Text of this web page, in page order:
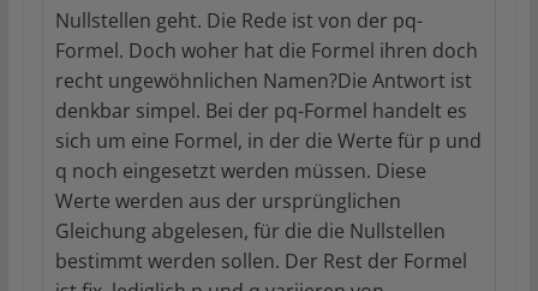
Nullstellen geht. Die Rede ist von der pq-
Formel. Doch woher hat die Formel ihren doch
recht ungewöhnlichen Namen?Die Antwort ist
denkbar simpel. Bei der pq-Formel handelt es
sich um eine Formel, in der die Werte für p und
q noch eingesetzt werden müssen. Diese
Werte werden aus der ursprünglichen
Gleichung abgelesen, für die die Nullstellen
bestimmt werden sollen. Der Rest der Formel